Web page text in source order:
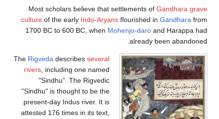
Most scholars believe that settlements of Gandhara grave
culture of the early Indo-Aryans flourished in Gandhara from
1700 BC to 600 BC, when Mohenjo-daro and Harappa had
already been abandoned.
The Rigveda describesseveral
rivers, including one named
"Sindhu". The Rigvedic
"Sindhu" is thought to be the
present-day Indus river. It is
attested 176 times in its text,